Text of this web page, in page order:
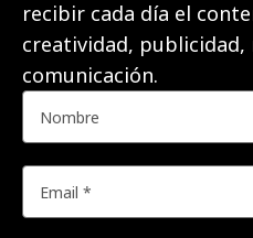
recibir cada día el
creatividad,
comunicación.